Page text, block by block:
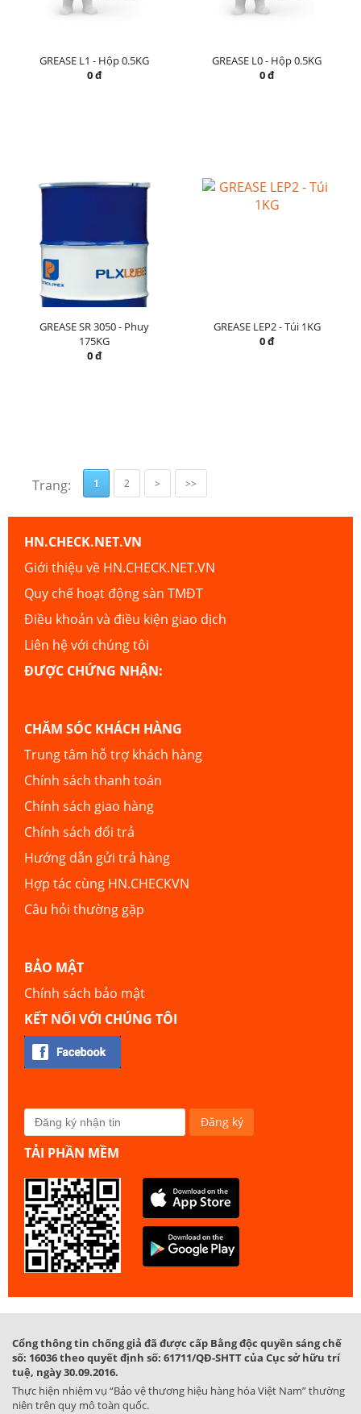
GREASE L1 - Hộp 0.5KG
0 đ
GREASE L0 - Hộp 0.5KG
0 đ
GREASE SR 3050 - Phuy
175KG
0 đ
GREASE LEP2 - Túi 1KG
0 đ
Trang: 1 2 > >>
HN.CHECK.NET.VN
Giới thiệu về HN.CHECK.NET.VN
Quy chế hoạt động sàn TMĐT
Điều khoản và điều kiện giao dịch
Liên hệ với chúng tôi
ĐƯỢC CHỨNG NHẬN:
CHĂM SÓC KHÁCH HÀNG
Trung tâm hỗ trợ khách hàng
Chính sách thanh toán
Chính sách giao hàng
Chính sách đổi trả
Hướng dẫn gửi trả hàng
Hợp tác cùng HN.CHECKVN
Câu hỏi thường gặp
BẢO MẬT
Chính sách bảo mật
KẾT NỐI VỚI CHÚNG TÔI
TẢI PHẦN MỀM
Cổng thông tin chống giả đã được cấp Bằng độc quyền sáng chế
số: 16036 theo quyết định số: 61711/QĐ-SHTT của Cục sở hữu trí
tuệ, ngày 30.09.2016.
Thực hiện nhiệm vụ “Bảo vệ thương hiệu hàng hóa Việt Nam” thường
niên trên quy mô toàn quốc.